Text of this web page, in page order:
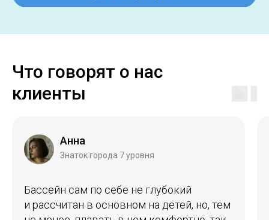
Что говорят о нас
клиенты
Анна
Знаток города 7 уровня
Бассейн сам по себе не глубокий
и рассчитан в основном на детей, но, тем